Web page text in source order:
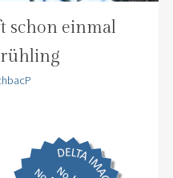
schon einmal